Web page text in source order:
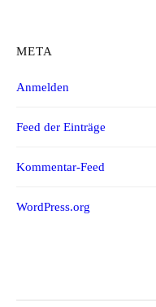
META
Anmelden
Feed der Einträge
Kommentar-Feed
WordPress.org